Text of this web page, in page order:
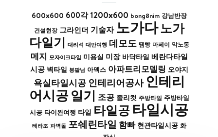
600x600 600각 1200x600 bong8nim 강남반장
건설현장 그라인더 기술자 노가다노가
다일기 대리석 대만여행 데모도 땜빵 마페이 막노동
메지 모자이크타일 미용실 미장 바닥타일 베란다타일
시공 벽타일 봉팔님 아덱스 아파트리모델링 오야지
욕실타일시공 인테리어공사 인테리
어시공 일기 조공 졸리컷 주방타일 주방타일
시공 타이완여행 타일 타일공타일시공
테라조 파벽돌 포쉐린타일 함빠 현관타일시공 화